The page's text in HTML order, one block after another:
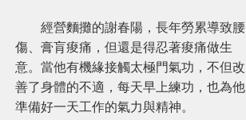
經營麵攤的謝春陽，長年勞累導致腰
傷、膏肓痠痛，但還是得忍著痠痛做生
意。當他有機緣接觸太極門氣功，不但改
善了身體的不適，每天早上練功，也為他
準備好一天工作的氣力與精神。